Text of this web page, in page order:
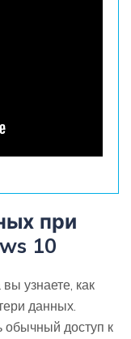
при
10
узнаете, как
данных.
обычный доступ к